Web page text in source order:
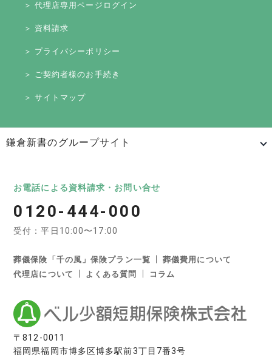
＞ 代理店専用ページログイン
＞ 資料請求
＞ プライバシーポリシー
＞ ご契約者様のお手続き
＞ サイトマップ
鎌倉新書のグループサイト
いいお墓 Life.（ライフドット） いいお墓-永代供養墓版
いいお墓-ペット霊園版 樹木葬なび
寺院墓地.com 優良墓石・石材店ガイド
お墓の引越し＆墓じまいくん
いい葬儀 いいお坊さん
日本最大級の仏壇仏具総合サイト「いい仏壇」
お電話による資料請求・お問い合せ
0120-444-000
受付：平日10:00〜17:00
葬儀保険「千の風」保険プラン一覧
葬儀費用について
代理店について
よくある質問 コラム
〒812-0011
福岡県福岡市博多区博多駅前3丁目7番3号